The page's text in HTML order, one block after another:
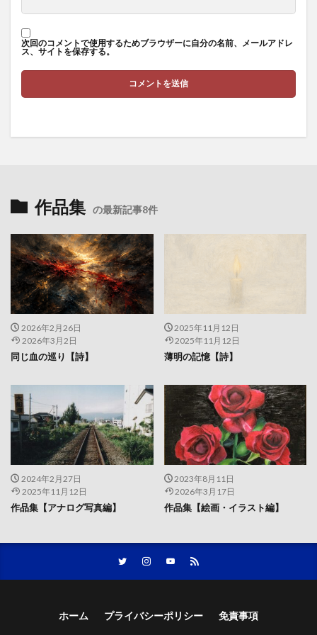
次回のコメントで使用するためブラウザーに自分の名前、メールアドレ
ス、サイトを保存する。
作品集 の最新記事8件
2026年2月26日
2026年3月2日
同じ血の巡り【詩】
2025年11月12日
2025年11月12日
薄明の記憶【詩】
2024年2月27日
2025年11月12日
作品集【アナログ写真編】
2023年8月11日
2026年3月17日
作品集【絵画・イラスト編】
ホーム プライバシーポリシー 免責事項